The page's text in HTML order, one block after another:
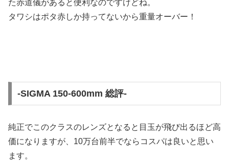
た赤道儀があると便利なのですけどね。
タワシはポタ赤しか持ってないから重量オーバー！
-SIGMA 150-600mm 総評-
純正でこのクラスのレンズとなると目玉が飛び出るほど高
価になりますが、 10万台前半でならコスパは良いと思い
ます。